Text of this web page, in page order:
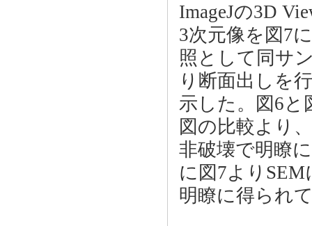
ImageJの3D
3次元像を図7
照として同サ
り断面出しを
示した。図6と
図の比較より
非破壊で明瞭
に図7より
明瞭に得られ